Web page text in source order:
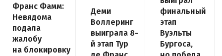
Франс Фамм:
Невядома
подала
жалобу
на блокировку
Деми
Воллеринг
выиграла 8-
й этап Тур
финальный
этап
Вуэльты
Бургоса,